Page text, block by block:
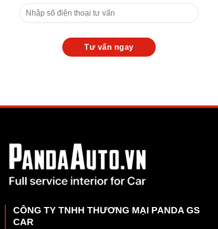
CÔNG TY TNHH THƯƠNG MẠI PANDA GS
CAR